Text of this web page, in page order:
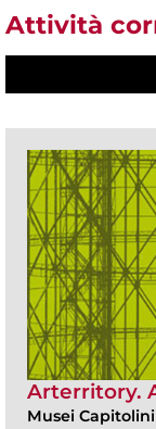
Attività
Arterritory.
Musei